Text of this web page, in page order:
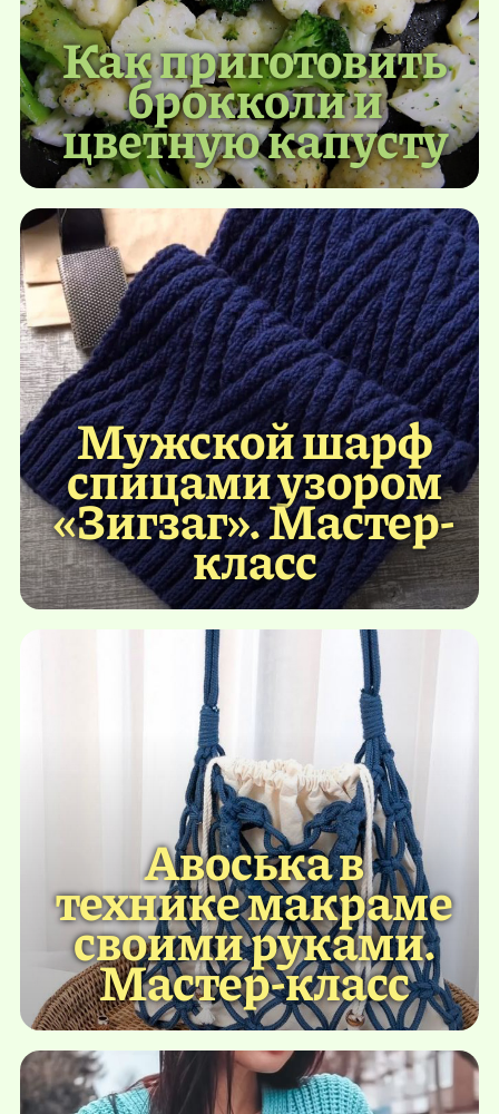
Как приготовить
брокколи и
цветную капусту
Мужской шарф
спицами узором
«Зигзаг». Мастер-
класс
Авоська в
технике макраме
своими руками.
Мастер-класс